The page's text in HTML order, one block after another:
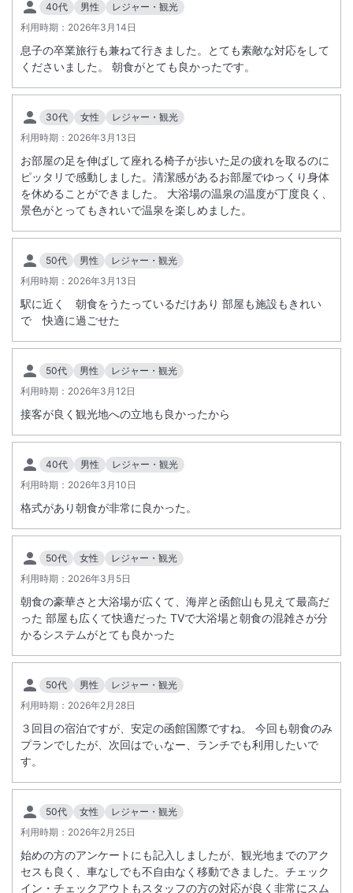
40代 男性
レジャー・観光
利用時期： 2026年3月14日
息子の卒業旅行も兼ねて行きました。とても素敵な対応をして
くださいました。 朝食がとても良かったです。
30代 女性
レジャー・観光
利用時期： 2026年3月13日
お部屋の足を伸ばして座れる椅子が歩いた足の疲れを取るのに
ピッタリで感動しました。清潔感があるお部屋でゆっくり身体
を休めることができました。 大浴場の温泉の温度が丁度良く、
景色がとってもきれいで温泉を楽しめました。
50代 男性
レジャー・観光
利用時期： 2026年3月13日
駅に近く 朝食をうたっているだけあり 部屋も施設もきれい
で 快適に過ごせた
50代 男性
レジャー・観光
利用時期： 2026年3月12日
接客が良く観光地への立地も良かったから
40代 男性
レジャー・観光
利用時期： 2026年3月10日
格式があり朝食が非常に良かった。
50代 女性
レジャー・観光
利用時期： 2026年3月5日
朝食の豪華さと大浴場が広くて、海岸と函館山も見えて最高だ
った 部屋も広くて快適だった TVで大浴場と朝食の混雑さが分
かるシステムがとても良かった
50代 男性
レジャー・観光
利用時期： 2026年2月28日
３回目の宿泊ですが、安定の函館国際ですね。 今回も朝食のみ
プランでしたが、次回はでぃなー、ランチでも利用したいで
す。
50代 女性
レジャー・観光
利用時期： 2026年2月25日
始めの方のアンケートにも記入しましたが、観光地までのアク
セスも良く、車なしでも不自由なく移動できました。チェック
イン・チェックアウトもスタッフの方の対応が良く非常にスム